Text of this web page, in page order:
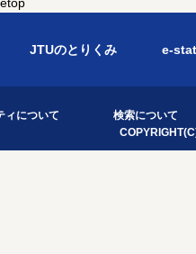
JTUのとりくみ e-
ィについて
検索について